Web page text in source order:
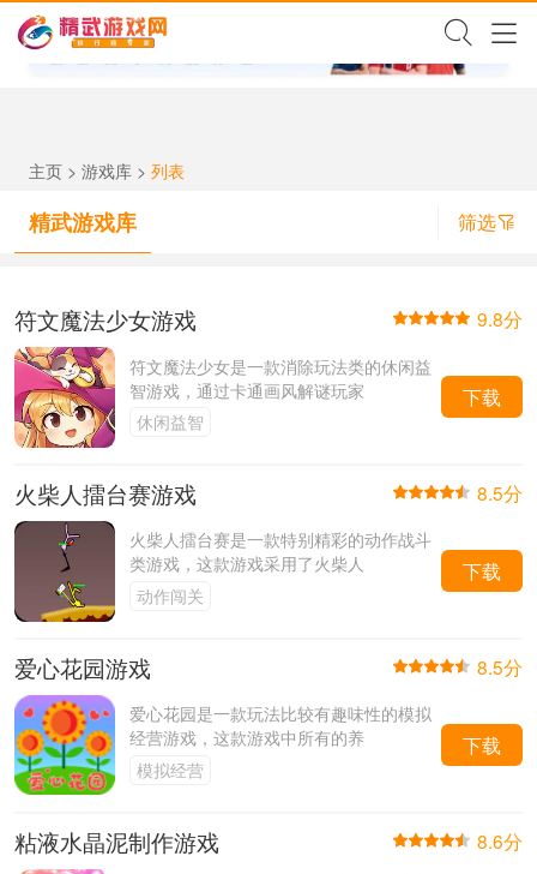
✕
主页> 游戏库> 列表
精武游戏库 筛选
9.8分
符文魔法少女游戏
符文魔法少女是一款消除玩法类的休闲益
智游戏，通过卡通画风解谜玩家
休闲益智
下载
8.5分
火柴人擂台赛游戏
火柴人擂台赛是一款特别精彩的动作战斗
类游戏，这款游戏采用了火柴人
动作闯关
下载
8.5分
爱心花园游戏
爱心花园是一款玩法比较有趣味性的模拟
经营游戏，这款游戏中所有的养
模拟经营
下载
8.6分
粘液水晶泥制作游戏